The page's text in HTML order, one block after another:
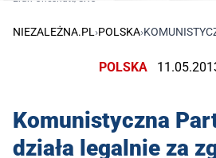
NIEZALEŻNA.PL ›POLSKA›
POLSKA
Komunistyczna
działa legalnie za